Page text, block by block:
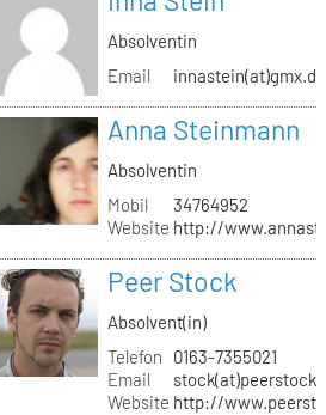
Absolventin
Email
innastein(at)gmx.de
Anna Steinmann
Absolventin
Mobil
34764952
Website http://
Peer Stock
Absolvent(in)
Telefon
0163-7355021
Email
Website http://